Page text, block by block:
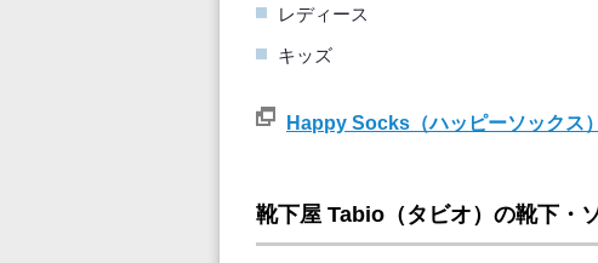
レディース
キッズ
Happy Socks（ハッピーソックス
靴下屋 Tabio（タビオ）の靴下・